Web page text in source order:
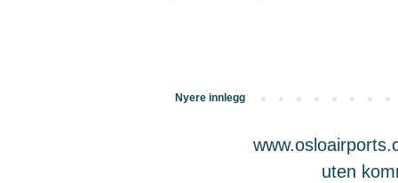
Nyere innlegg
uten